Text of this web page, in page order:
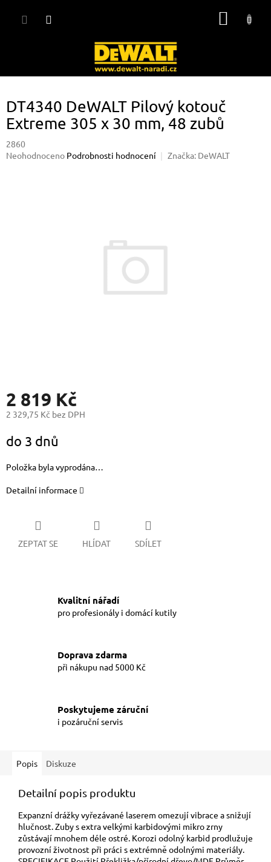
DT4340 DeWALT Pilový kotouč
Extreme 305 x 30 mm, 48 zubů
2860
Průměrné
Neohodnoceno Podrobnosti hodnocení Značka: DeWALT
2 819 Kč
2 329,75 Kč bez DPH
cena:
do 3 dnů
Položka byla vyprodána…
Detailní informace
ZEPTAT SE HLÍDAT SDÍLET
Kvalitní nářadí
pro profesionály i domácí kutily
Doprava zdarma
při nákupu nad 5000 Kč
Poskytujeme záruční
i pozáruční servis
Popis Diskuze
Detailní popis produktu
Expanzní drážky vyřezávané laserem omezují vibrace a snižují
hlučnost. Zuby s extra velkými karbidovými mikro zrny
zůstávají mnohem déle ostré. Korozi odolný karbid prodlužuje
provozní životnost při práci s extrémně odolnými materiály.